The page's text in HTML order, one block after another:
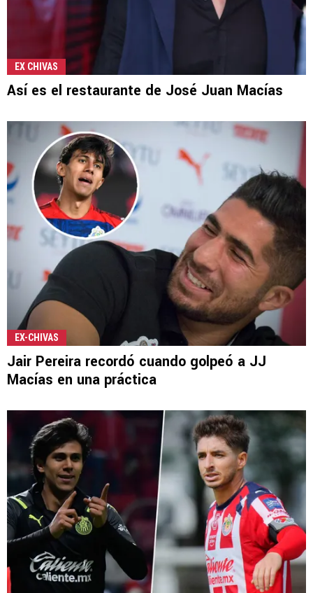
EX CHIVAS
Así es el restaurante de José Juan Macías
EX-CHIVAS
Jair Pereira recordó cuando golpeó a JJ
Macías en una práctica